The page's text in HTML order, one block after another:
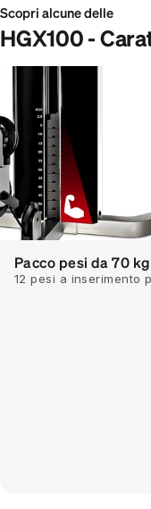
Scopri alcune delle
HGX100 -
Pacco pesi da 70 kg
12 pesi a inserimento